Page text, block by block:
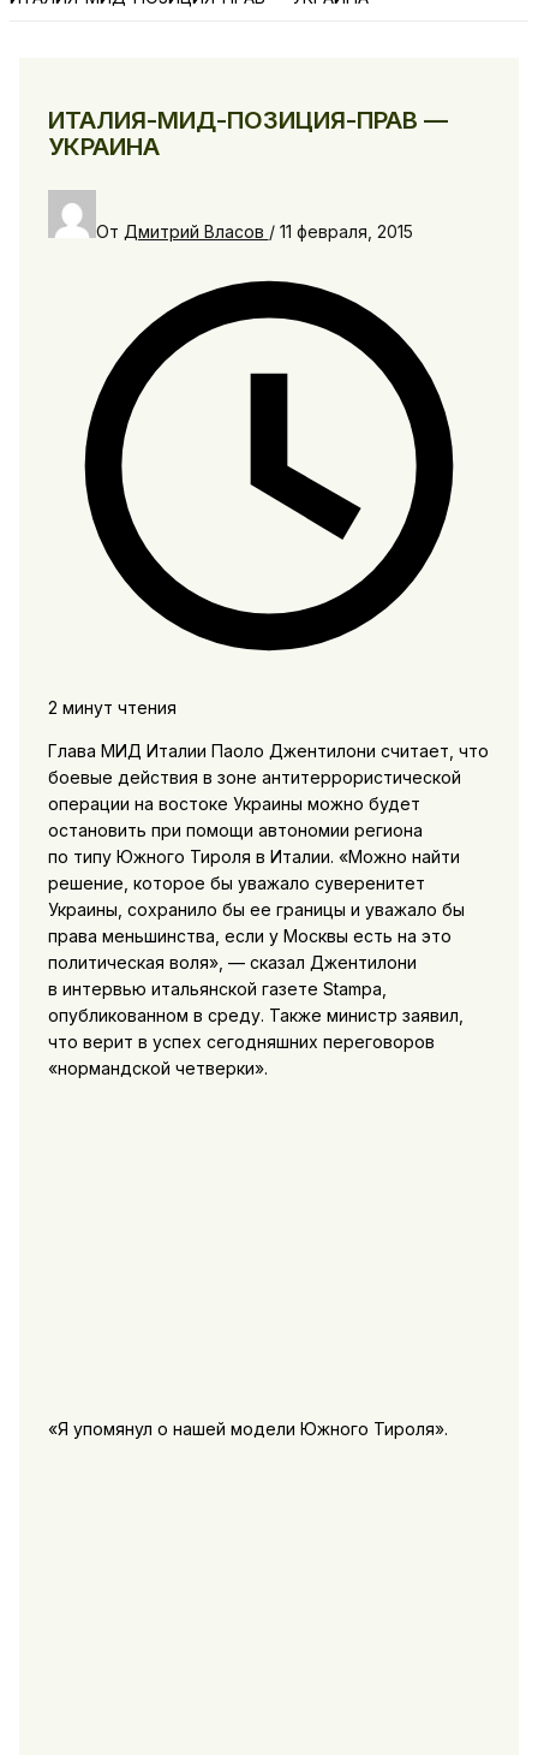
ИТАЛИЯ-МИД-ПОЗИЦИЯ-ПРАВ —
УКРАИНА
От Дмитрий Власов / 11 февраля, 2015
2 минут чтения
Глава МИД Италии Паоло Джентилони считает, что
боевые действия в зоне антитеррористической
операции на востоке Украины можно будет
остановить при помощи автономии региона
по типу Южного Тироля в Италии. «Можно найти
решение, которое бы уважало суверенитет
Украины, сохранило бы ее границы и уважало бы
права меньшинства, если у Москвы есть на это
политическая воля», — сказал Джентилони
в интервью итальянской газете Stampa,
опубликованном в среду. Также министр заявил,
что верит в успех сегодняшних переговоров
«нормандской четверки».
«Я упомянул о нашей модели Южного Тироля».